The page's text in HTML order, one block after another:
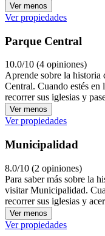
Ver menos
Ver propiedades
Parque Central
10.0/10 (4 opiniones)
Aprende sobre la historia
Central. Cuando estés en
recorrer sus iglesias y
Ver menos
Ver propiedades
Municipalidad
8.0/10 (2 opiniones)
Para saber más sobre la
visitar Municipalidad.
recorrer sus iglesias y
Ver menos
Ver propiedades